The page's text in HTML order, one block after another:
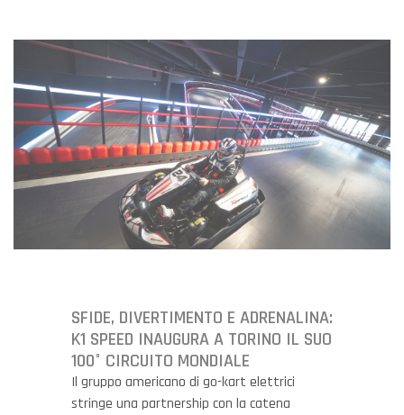
SFIDE, DIVERTIMENTO E ADRENALINA:
K1 SPEED INAUGURA A TORINO IL SUO
100° CIRCUITO MONDIALE
Il gruppo americano di go-kart elettrici
stringe una partnership con la catena